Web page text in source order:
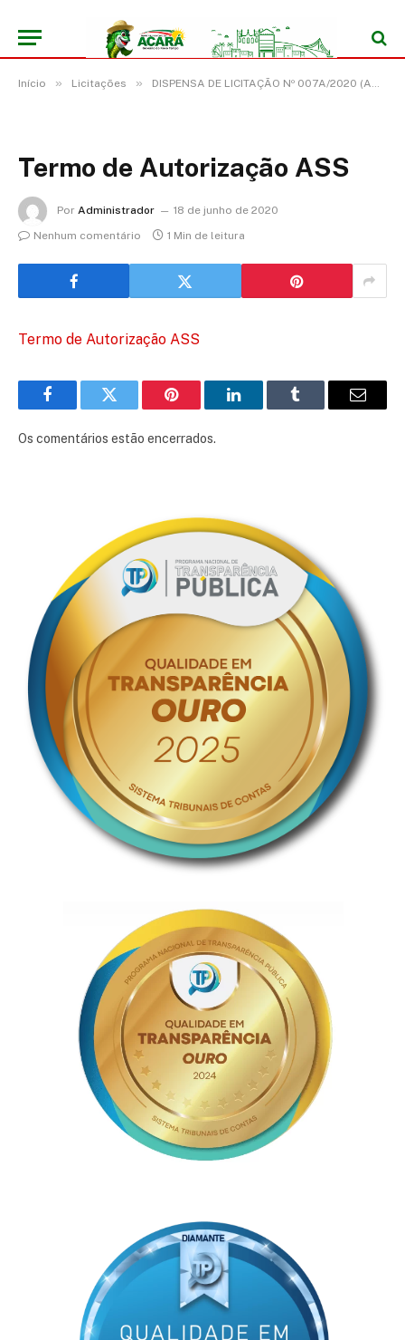
Início » Licitações » DISPENSA DE LICITAÇÃO Nº 007A/2020 (AQUISIÇÃO DE MEDICAMENTOS(IVERMECTINA 6MG, CLOROQUINA 400MG)DE PREVENÇÃO E ENFRENTAMENTO À COVID-19)
Termo de Autorização ASS
Por Administrador
18 de junho de 2020
Nenhum comentário
1 Min de leitura
Termo de Autorização ASS
FacebookTwitter Pinterest LinkedInTumblr
E-
Os comentários estão encerrados.